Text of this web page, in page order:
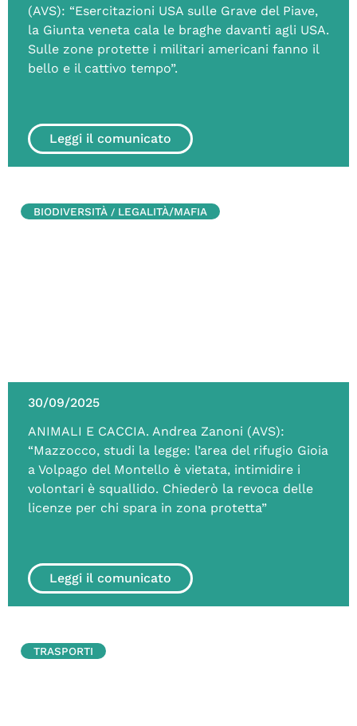
(AVS): “Esercitazioni USA sulle Grave del Piave,
la Giunta veneta cala le braghe davanti agli USA.
Sulle zone protette i militari americani fanno il
bello e il cattivo tempo”.
Leggi il comunicato
30/09/2025
ANIMALI E CACCIA. Andrea Zanoni (AVS):
“Mazzocco, studi la legge: l’area del rifugio Gioia
a Volpago del Montello è vietata, intimidire i
volontari è squallido. Chiederò la revoca delle
licenze per chi spara in zona protetta”
Leggi il comunicato
BIODIVERSITÀ / LEGALITÀ/MAFIA
TRASPORTI